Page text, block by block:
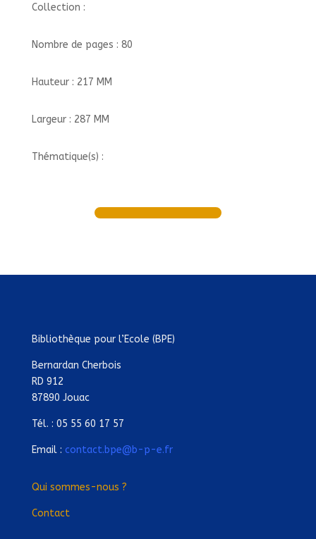
Collection :
Nombre de pages : 80
Hauteur : 217 MM
Largeur : 287 MM
Thématique(s) :
Bibliothèque pour l’Ecole (BPE)
Bernardan Cherbois
RD 912
87890 Jouac
Tél. : 05 55 60 17 57
Email : contact.bpe@b-p-e.fr
Qui sommes-nous ?
Contact